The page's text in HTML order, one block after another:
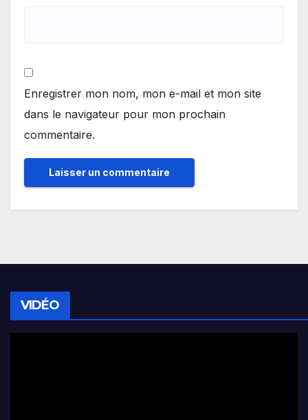
Enregistrer mon nom, mon e-mail et mon site
dans le navigateur pour mon prochain
commentaire.
VIDÉO